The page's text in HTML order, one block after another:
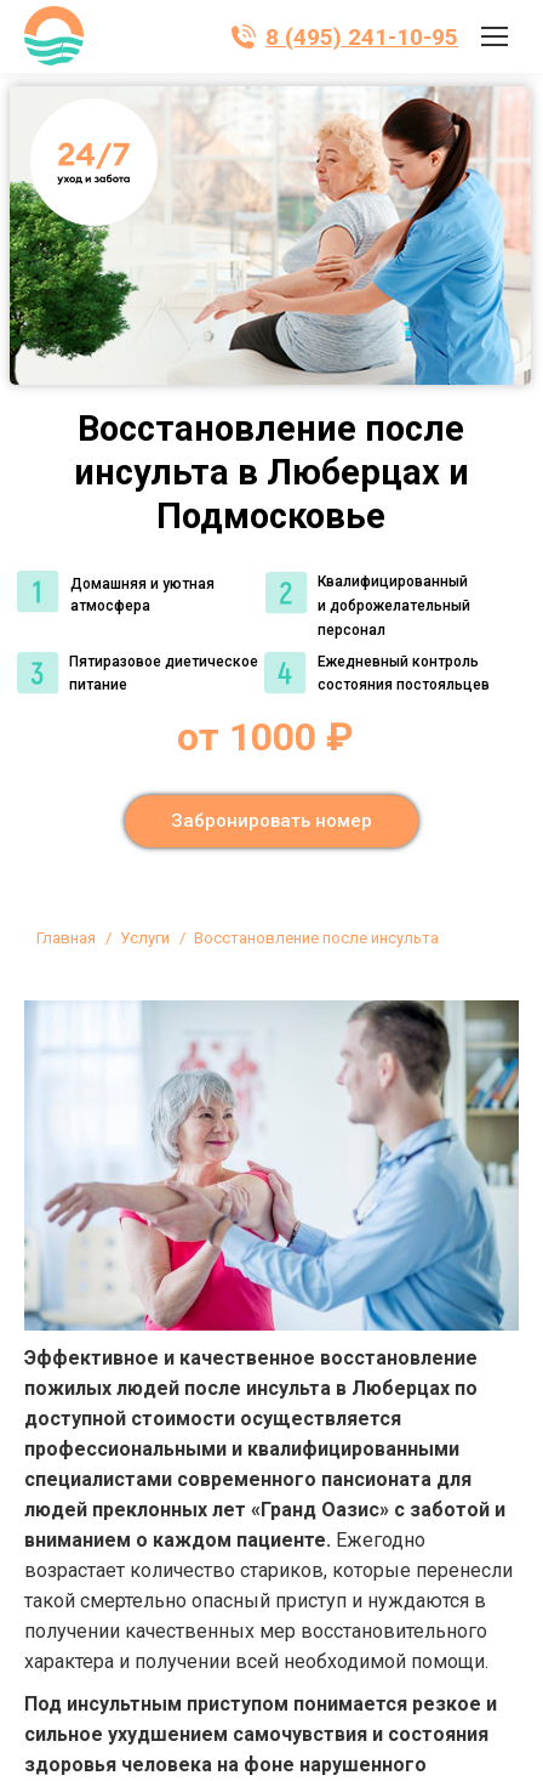
8 (495) 241-10-95
Восстановление после
инсульта в Люберцах и
Подмосковье
Домашняя и уютная
атмосфера
Ежедневный контроль
состояния постояльцев
Квалифицированный
и доброжелательный
персонал
Пятиразовое диетическое
питание
Забронировать номер
от 1000 ₽
Вы здесь:
Главная Услуги Восстановление после инсульта
Эффективное и качественное восстановление
пожилых людей после инсульта в Люберцах по
доступной стоимости осуществляется
профессиональными и квалифицированными
специалистами современного пансионата для
людей преклонных лет «Гранд Оазис» с заботой и
вниманием о каждом пациенте. Ежегодно
возрастает количество стариков, которые перенесли
такой смертельно опасный приступ и нуждаются в
получении качественных мер восстановительного
характера и получении всей необходимой помощи.
Под инсультным приступом понимается резкое и
сильное ухудшением самочувствия и состояния
здоровья человека на фоне нарушенного